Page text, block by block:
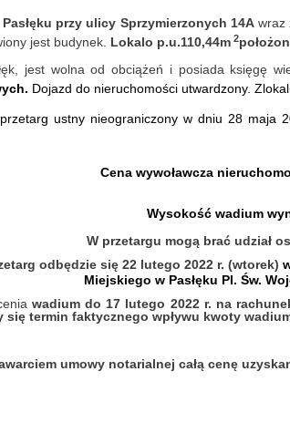
przyulicy Sprzymierzonych 14Awraz
jest budynek. Lokalo p.u.110,44m 2
jest wolna od obciążeń i posiada księgę
. Dojazd do nieruchomości utwardzony.
ustny nieograniczony w dniu 28
Cena wywoławcza
Wysokość wadium
W przetargu mogą brać udział
odbędzie się 22 lutego 2022 r. (wtorek)
Miejskiego w Pasłęku Pl. Św.
wadium do 17 lutego 2022 r. na
się termin faktycznego wpływu kwoty
umowy notarialnej całą cenę